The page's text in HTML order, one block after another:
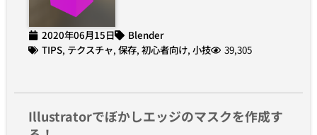
2020年06月15日
Blender
TIPS, テクスチャ, 保存, 初心者向け, 小技 39,305
Illustratorでぼかしエッジのマスクを作成す